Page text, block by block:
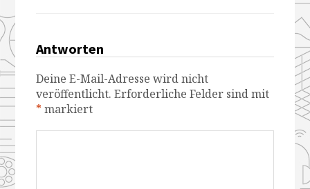
Antworten
Deine E-Mail-Adresse wird nicht
veröffentlicht. Erforderliche Felder sind mit
* markiert